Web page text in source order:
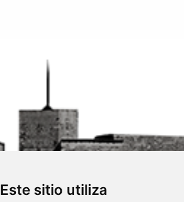
Este sitio utiliza